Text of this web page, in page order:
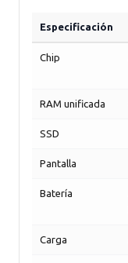
Especificación
Chip
RAM unificada
SSD
Pantalla
Batería
Carga